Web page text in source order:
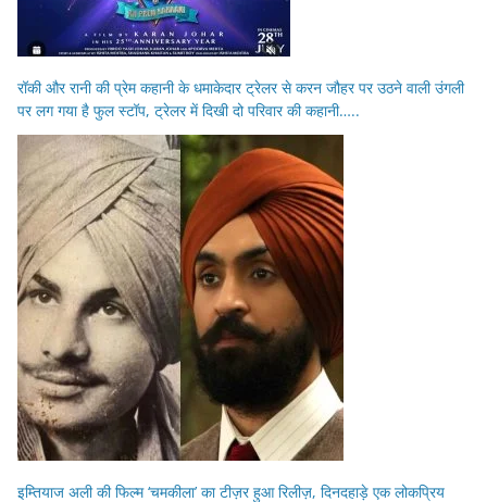
रॉकी और रानी की प्रेम कहानी के धमाकेदार ट्रेलर से करन जौहर पर उठने वाली उंगली
पर लग गया है फुल स्टॉप, ट्रेलर में दिखी दो परिवार की कहानी…..
इम्तियाज अली की फिल्म ‘चमकीला’ का टीज़र हुआ रिलीज़, दिनदहाड़े एक लोकप्रिय